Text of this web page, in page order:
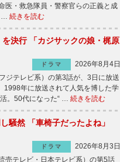
医・救急隊員・警察官らの正義と成
… 続きを読む
を決行 「カジサックの娘・梶原
ドラマ
2026年8月4日
ジテレビ系）の第3話が、3日に放送
年に放送されて人気を博した学
。50代になった“ … 続きを読む
騒然 「車椅子だったよね」
ドラマ
2026年8月3日
売テレビ・日本テレビ系）の第5話